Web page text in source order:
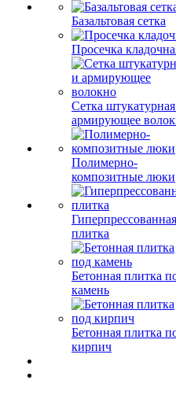
Базальтовая сетка
Просечка
Сетка
армирующее
Полимерно-
композитные люки
Гиперпрессованная
плитка
Бетонная плитка
камень
Бетонная плитка
кирпич